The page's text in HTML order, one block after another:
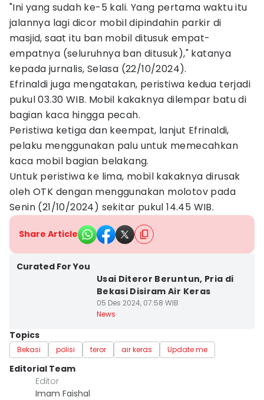
"Ini yang sudah ke-5 kali. Yang pertama waktu itu
jalannya lagi dicor mobil dipindahin parkir di
masjid, saat itu ban mobil ditusuk empat-
empatnya (seluruhnya ban ditusuk)," katanya
kepada jurnalis, Selasa (22/10/2024).
Efrinaldi juga mengatakan, peristiwa kedua terjadi
pukul 03.30 WIB. Mobil kakaknya dilempar batu di
bagian kaca hingga pecah.
Peristiwa ketiga dan keempat, lanjut Efrinaldi,
pelaku menggunakan palu untuk memecahkan
kaca mobil bagian belakang.
Untuk peristiwa ke lima, mobil kakaknya dirusak
oleh OTK dengan menggunakan molotov pada
Senin (21/10/2024) sekitar pukul 14.45 WIB.
Share Article
Curated For You
Usai Diteror Beruntun, Pria di
Bekasi Disiram Air Keras
05 Des 2024, 07:58 WIB
News
Topics
Bekasi polisi teror air keras Update me
Editorial Team
Editor
Imam Faishal